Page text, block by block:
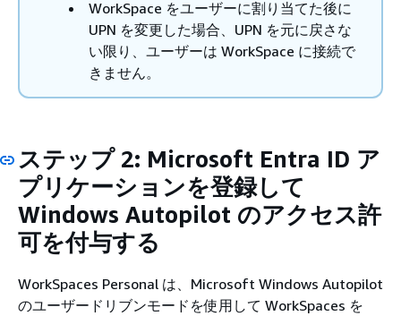
WorkSpace をユーザーに割り当てた後に
UPN を変更した場合、UPN を元に戻さな
い限り、ユーザーは WorkSpace に接続で
きません。
ステップ 2: Microsoft Entra ID ア
プリケーションを登録して
Windows Autopilot のアクセス許
可を付与する
WorkSpaces Personal は、Microsoft Windows Autopilot
のユーザードリブンモードを使用して WorkSpaces を